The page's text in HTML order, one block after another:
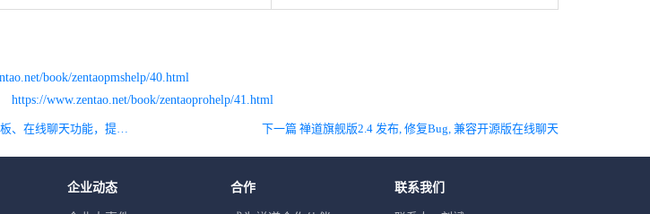
book/zentaopmshelp/40.html
https://www.zentao.net/book/zentaoprohelp/41.html
上一篇 禅道专业版 11.0 发布，兼容开源版的通用看板、在线聊天功能，提供全新桌面客户端 下一篇 禅道旗舰版2.4 发布, 修复Bug, 兼容开源版在线聊天
企业动态 合作 联系我们